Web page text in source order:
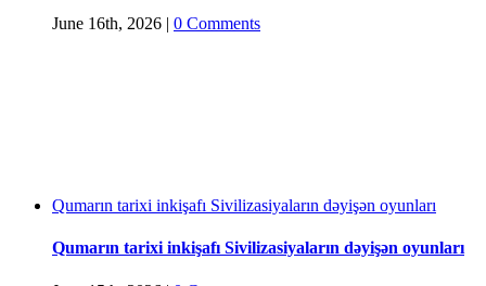
June 16th, 2026 | 0 Comments
Qumarın tarixi inkişafı Sivilizasiyaların dəyişən oyunları
Qumarın tarixi inkişafı Sivilizasiyaların dəyişən oyunları